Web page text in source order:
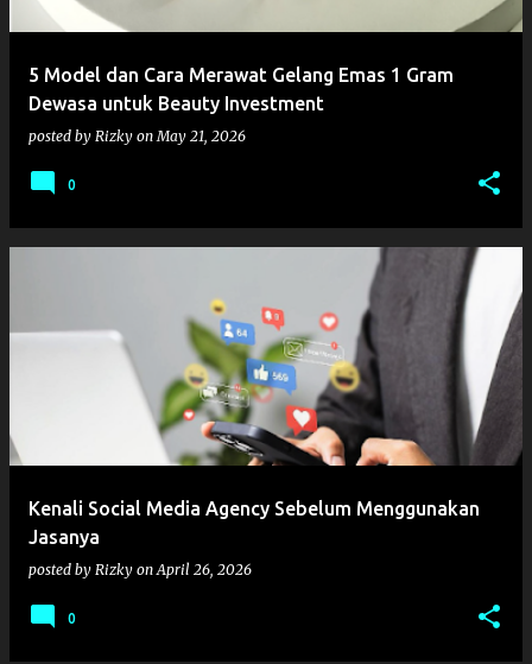
5 Model dan Cara Merawat Gelang Emas 1 Gram
Dewasa untuk Beauty Investment
posted by Rizky onMay 21, 2026
0
Kenali Social Media Agency Sebelum Menggunakan
Jasanya
posted by Rizky onApril 26, 2026
0